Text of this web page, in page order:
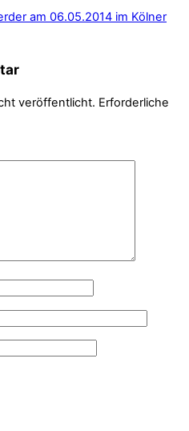
am 06.05.2014 im Kölner
veröffentlicht. Erforderliche